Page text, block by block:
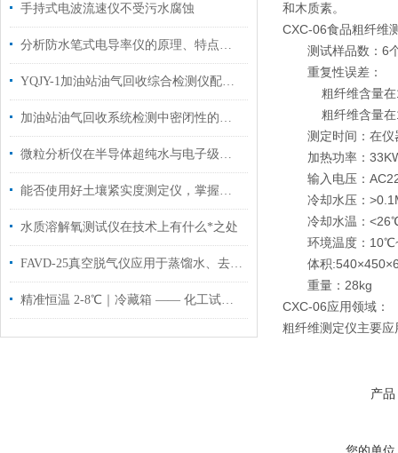
手持式电波流速仪不受污水腐蚀
分析防水笔式电导率仪的原理、特点及注意事项
YQJY-1加油站油气回收综合检测仪配置清单
加油站油气回收系统检测中密闭性的检测方法
微粒分析仪在半导体超纯水与电子级化学品检测中的关键作用
能否使用好土壤紧实度测定仪，掌握其功能是关键
水质溶解氧测试仪在技术上有什么*之处
FAVD-25真空脱气仪应用于蒸馏水、去离子水等纯化水的真空脱气
精准恒温 2-8℃｜冷藏箱 —— 化工试剂与样品存储的可靠之选
和木质素。
CXC-06食品粗纤维
测试样品数：6
重复性误差：
粗纤维含量在
粗纤维含量在
测定时间：在仪
加热功率：
输入电压：
冷却水压：
冷却水温：
环境温度：
体积
重量：28kg
CXC-06应用领域：
粗纤维测定仪主要
产品